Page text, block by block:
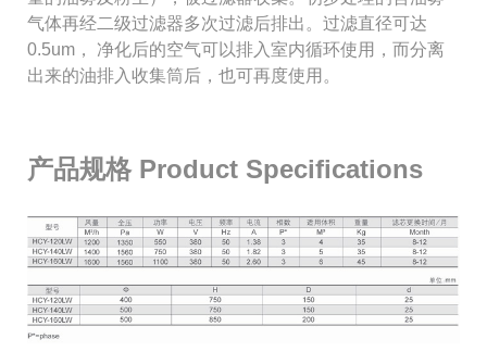
气体再经二级过滤器多次过滤后排出。过滤直径可达
0.5um， 净化后的空气可以排入室内循环使用，而分离
出来的油排入收集筒后，也可再度使用。
产品规格 Product Specifications